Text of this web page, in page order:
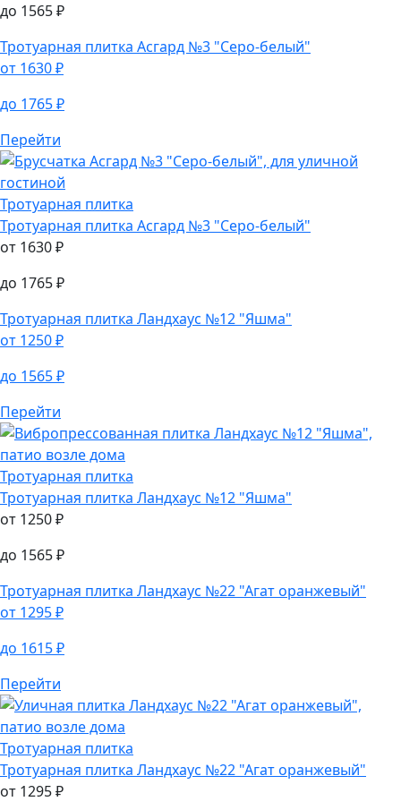
до 1565₽
Тротуарная плитка Асгард №3 "Серо-белый"
от 1630₽
до 1765₽
Перейти
Тротуарная плитка
Тротуарная плитка Асгард №3 "Серо-белый"
от 1630₽
до 1765₽
Тротуарная плитка Ландхаус №12 "Яшма"
от 1250₽
до 1565₽
Перейти
Тротуарная плитка
Тротуарная плитка Ландхаус №12 "Яшма"
от 1250₽
до 1565₽
Тротуарная плитка Ландхаус №22 "Агат оранжевый"
от 1295₽
до 1615₽
Перейти
Тротуарная плитка
Тротуарная плитка Ландхаус №22 "Агат оранжевый"
от 1295₽